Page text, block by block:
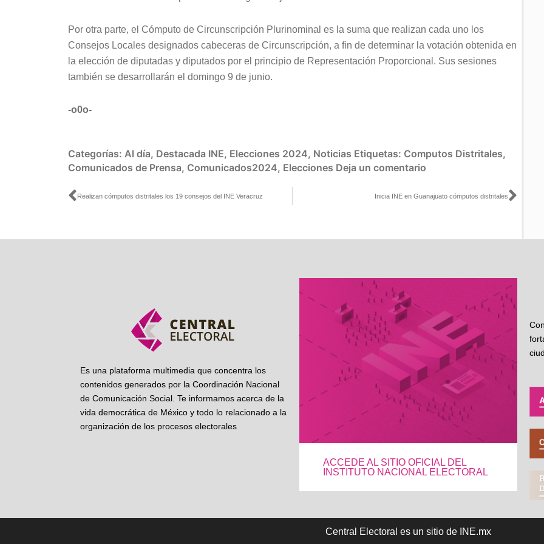
Por otra parte, el Cómputo de Circunscripción Plurinominal es la suma que realizan cada uno los
Consejos Locales designados cabeceras de Circunscripción, a fin de determinar la votación obtenida en
la elección de diputadas y diputados por el principio de Representación Proporcional. Sus sesiones
también se desarrollarán el domingo 9 de junio.
-o0o-
Categorías: Al día, Destacada INE, Elecciones 2024, Noticias Etiquetas: Computos Distritales,
Comunicados de Prensa, Comunicados2024, Elecciones Deja un comentario
Ant
Realizan cómputos distritales los 19 consejos del INE Veracruz Inicia INE en Guanajuato cómputos distritales
Es una plataforma multimedia que concentra los
contenidos generados por la Coordinación Nacional
de Comunicación Social. Te informamos acerca de la
vida democrática de México y todo lo relacionado a la
organización de los procesos electorales
ACCEDE AL SITIO OFICIAL DEL
INSTITUTO NACIONAL ELECTORAL
Central Electoral es un sitio de INE.mx